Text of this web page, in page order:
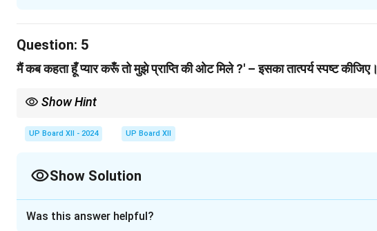
Download Solution in PDF
Question: 5
मैं कब कहता हूँ प्यार करूँ तो मुझे प्राप्ति की ओट मिले ?' – इसका तात्पर्य स्पष्ट कीजिए।
Show Hint
UP Board XII - 2024 UP Board XII
Show Solution
Was this answer helpful?